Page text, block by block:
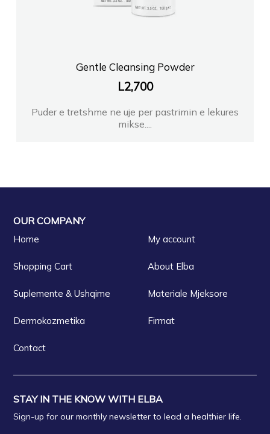
Gentle Cleansing Powder
L2,700
Puder e tretshme ne uje per pastrimin e lekures
mikse....
OUR COMPANY
Home My account
Shopping Cart About Elba
Suplemente & Ushqime Materiale Mjeksore
Dermokozmetika Firmat
Contact
STAY IN THE KNOW WITH ELBA
Sign-up for our monthly newsletter to lead a healthier life.